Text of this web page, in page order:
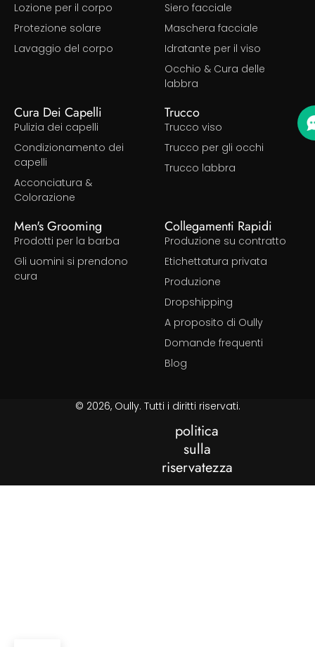
Lozione per il corpo
Protezione solare
Lavaggio del corpo
Siero facciale
Maschera facciale
Idratante per il viso
Occhio & Cura delle
labbra
Cura Dei Capelli
Pulizia dei capelli
Condizionamento dei
capelli
Acconciatura &
Colorazione
Trucco
Trucco viso
Trucco per gli occhi
Trucco labbra
Men's Grooming
Prodotti per la barba
Gli uomini si prendono
cura
Collegamenti Rapidi
Produzione su contratto
Etichettatura privata
Produzione
Dropshipping
A proposito di Oully
Domande frequenti
Blog
© 2026, Oully. Tutti i diritti riservati.
politica
sulla
riservatezza